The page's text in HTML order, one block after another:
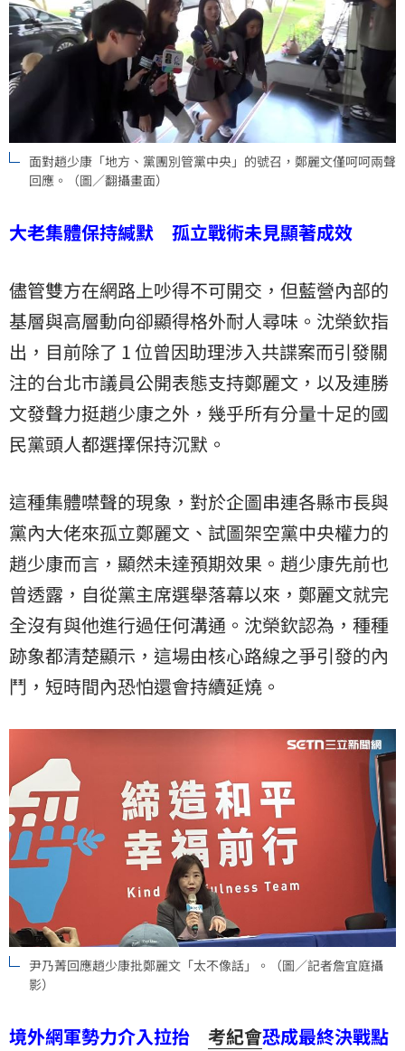
面對趙少康「地方、黨團別管黨中央」的號召，鄭麗文僅呵呵兩聲
回應。（圖／翻攝畫面）
大老集體保持緘默 孤立戰術未見顯著成效
儘管雙方在網路上吵得不可開交，但藍營內部的
基層與高層動向卻顯得格外耐人尋味。沈榮欽指
出，目前除了 1 位曾因助理涉入共諜案而引發關
注的台北市議員公開表態支持鄭麗文，以及連勝
文發聲力挺趙少康之外，幾乎所有分量十足的國
民黨頭人都選擇保持沉默。
這種集體噤聲的現象，對於企圖串連各縣市長與
黨內大佬來孤立鄭麗文、試圖架空黨中央權力的
趙少康而言，顯然未達預期效果。趙少康先前也
曾透露，自從黨主席選舉落幕以來，鄭麗文就完
全沒有與他進行過任何溝通。沈榮欽認為，種種
跡象都清楚顯示，這場由核心路線之爭引發的內
鬥，短時間內恐怕還會持續延燒。
尹乃菁回應趙少康批鄭麗文「太不像話」。（圖／記者詹宜庭攝
影）
境外網軍勢力介入拉抬 考紀會恐成最終決戰點